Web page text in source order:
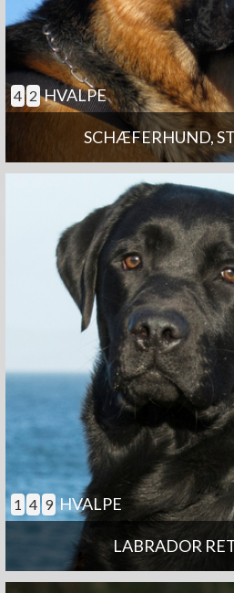
SCHÆFERHUND,
4 2 HVALPE
LABRADOR
1 4 9 HVALPE